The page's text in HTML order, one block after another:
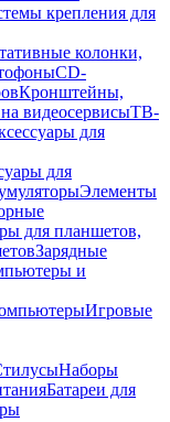
крепления для
колонки,
CD-
Кронштейны,
видеосервисыТВ-
для
для
Элементы
для планшетов,
Зарядные
и
Игровые
Наборы
Батареи для